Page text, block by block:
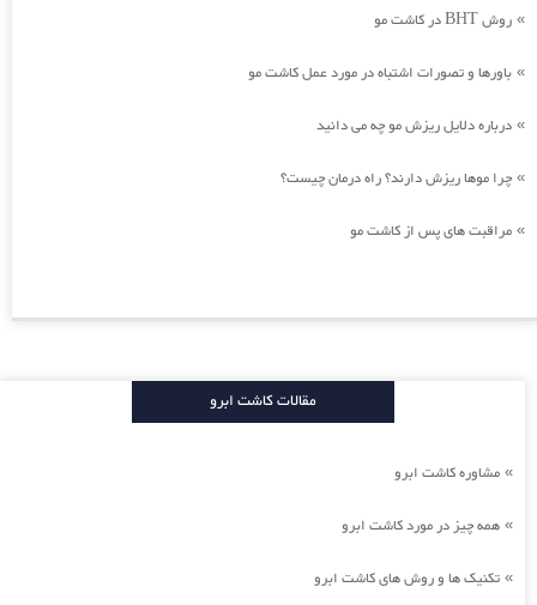
» روش BHT در کاشت مو
» باورها و تصورات اشتباه در مورد عمل کاشت مو
» درباره دلایل ریزش مو چه می دانید
» چرا موها ریزش دارند؟ راه درمان چیست؟
» مراقبت های پس از کاشت مو
مقالات کاشت ابرو
» مشاوره کاشت ابرو
» همه چیز در مورد کاشت ابرو
» تکنیک ها و روش های کاشت ابرو